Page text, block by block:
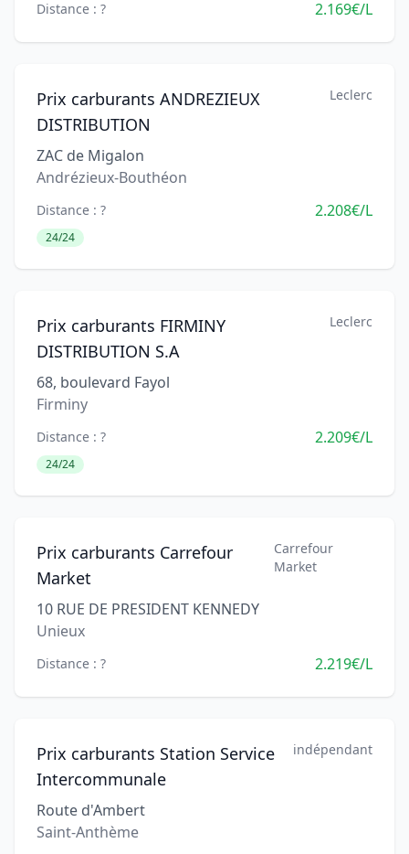
Distance : ? 2.169€/L
Prix carburants ANDREZIEUX
DISTRIBUTION
Leclerc
ZAC de Migalon
Andrézieux-Bouthéon
Distance : ? 2.208€/L
24/24
Prix carburants FIRMINY
DISTRIBUTION S.A
Leclerc
68, boulevard Fayol
Firminy
Distance : ? 2.209€/L
24/24
Prix carburants Carrefour
Market
Carrefour
Market
10 RUE DE PRESIDENT KENNEDY
Unieux
Distance : ? 2.219€/L
Prix carburants Station Service
Intercommunale
indépendant
Route d'Ambert
Saint-Anthème